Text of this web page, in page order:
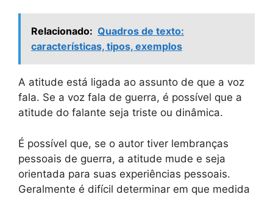
Relacionado: Quadros de texto:
características, tipos, exemplos
A atitude está ligada ao assunto de que a voz
fala. Se a voz fala de guerra, é possível que a
atitude do falante seja triste ou dinâmica.
É possível que, se o autor tiver lembranças
pessoais de guerra, a atitude mude e seja
orientada para suas experiências pessoais.
Geralmente é difícil determinar em que medida